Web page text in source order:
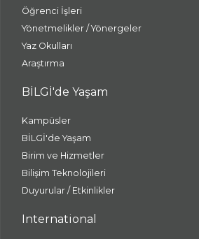
Öğrenci İşleri
Yönetmelikler / Yönergeler
Yaz Okulları
Araştırma
BİLGİ'de Yaşam
Kampüsler
BİLGİ'de Yaşam
Birim ve Hizmetler
Bilişim Teknolojileri
Duyurular / Etkinlikler
International